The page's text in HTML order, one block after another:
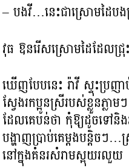
– បងវី…នេះជាស្រោមដៃបង
វុធ ឱនរើសស្រោមដៃដែលជ្រុ
ឃើញបែបនេះ រ៉ាវី ស្ទុះប្រញ
ស្វែងរកប្អូនស្រីរបស់ខ្លួនភ្លា
ដែលគេបន់ថា កុំឱ្យដូចទៅនិង
បង្ហាញប្រាប់គេម្ដងបន្ដិ
នៅក្នុងគំនរសំរាមស្អុយរលួយ